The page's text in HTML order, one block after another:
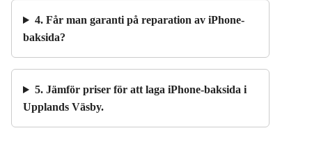
4. Får man garanti på reparation av iPhone-
baksida?
5. Jämför priser för att laga iPhone-baksida i
Upplands Väsby.